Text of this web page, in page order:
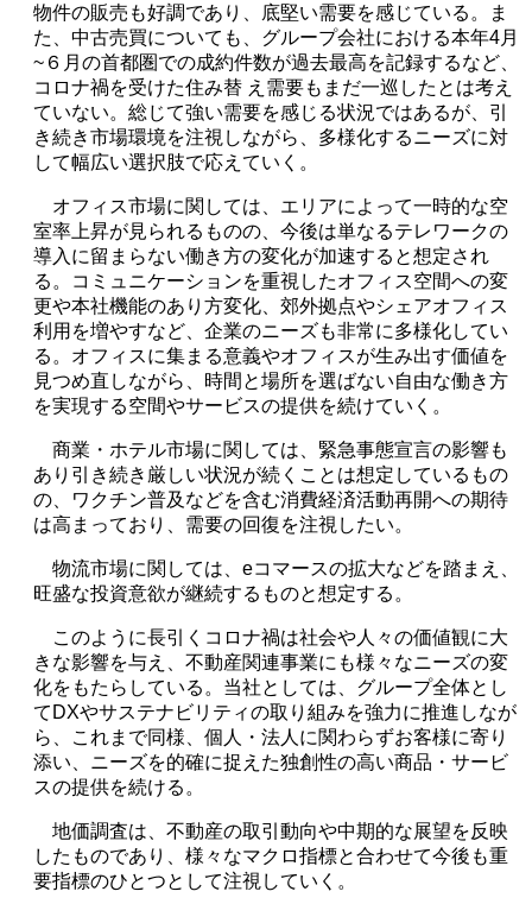
物件の販売も好調であり、底堅い需要を感じている。ま
た、中古売買についても、グループ会社における本年4月
~ ６月の首都圏での成約件数が過去最高を記録するなど、
コロナ禍を受けた住み替 え需要もまだ一巡したとは考え
ていない。総じて強い需要を感じる状況ではあるが、引
き続き市場環境を注視しながら、多様化するニーズに対
して幅広い選択肢で応えていく。
オフィス市場に関しては、エリアによって一時的な空
室率上昇が見られるものの、今後は単なるテレワークの
導入に留まらない働き方の変化が加速すると想定され
る。コミュニケーションを重視したオフィス空間への変
更や本社機能のあり方変化、郊外拠点やシェアオフィス
利用を増やすなど、企業のニーズも非常に多様化してい
る。オフィスに集まる意義やオフィスが生み出す価値を
見つめ直しながら、時間と場所を選ばない自由な働き方
を実現する空間やサービスの提供を続けていく。
商業・ホテル市場に関しては、緊急事態宣言の影響も
あり引き続き厳しい状況が続くことは想定しているもの
の、ワクチン普及などを含む消費経済活動再開への期待
は高まっており、需要の回復を注視したい。
物流市場に関しては、 eコマースの拡大などを踏まえ、
旺盛な投資意欲が継続するものと想定する。
このように長引くコロナ禍は社会や人々の価値観に大
きな影響を与え、不動産関連事業にも様々なニーズの変
化をもたらしている。当社としては、グループ全体とし
て DXやサステナビリティの取り組みを強力に推進しなが
ら、これまで同様、個人・法人に関わらずお客様に寄り
添い、ニーズを的確に捉えた独創性の高い商品・サービ
スの提供を続ける。
地価調査は、不動産の取引動向や中期的な展望を反映
したものであり、様々なマクロ指標と合わせて今後も重
要指標のひとつとして注視していく。